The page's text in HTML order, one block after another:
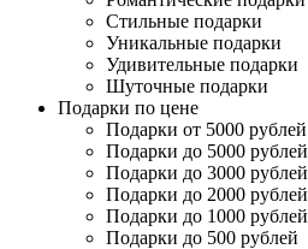
Стильные подарки
Уникальные подарки
Удивительные подарки
Шуточные подарки
Подарки по цене
Подарки от 5000 рублей
Подарки до 5000 рублей
Подарки до 3000 рублей
Подарки до 2000 рублей
Подарки до 1000 рублей
Подарки до 500 рублей